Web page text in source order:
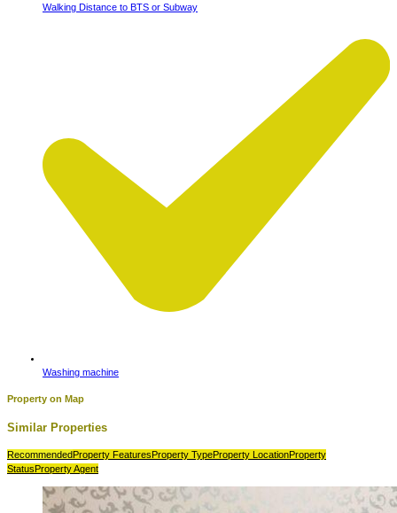
Walking Distance to BTS or Subway
Washing machine
Property on Map
Similar Properties
Recommended Property Features Property TypeProperty LocationProperty
Status Property Agent